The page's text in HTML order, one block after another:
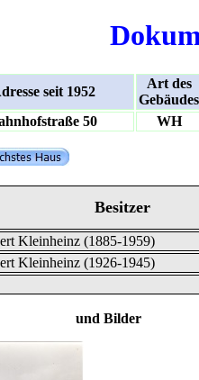
seit 1952
Art des
Gebäudes
50 WH
Besitzer
Kleinheinz (1885-1959)
Kleinheinz (1926-1945)
Bilder